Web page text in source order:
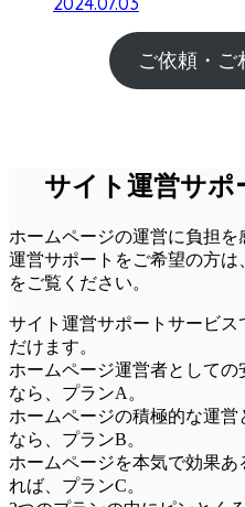
ご依頼・ご
サイト運営サポ
ホームページの運営に負担
運営サポートをご希望の方は
をご覧ください。
サイト運営サポートサービ
だけます。
ホームページ運営者として
なら、 プランA 。
ホームページの積極的な運
なら、 プランB。
ホームページを本気で効果
れば、 プランC。